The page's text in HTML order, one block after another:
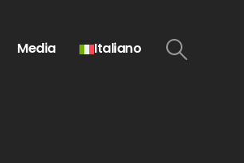
Media Italiano